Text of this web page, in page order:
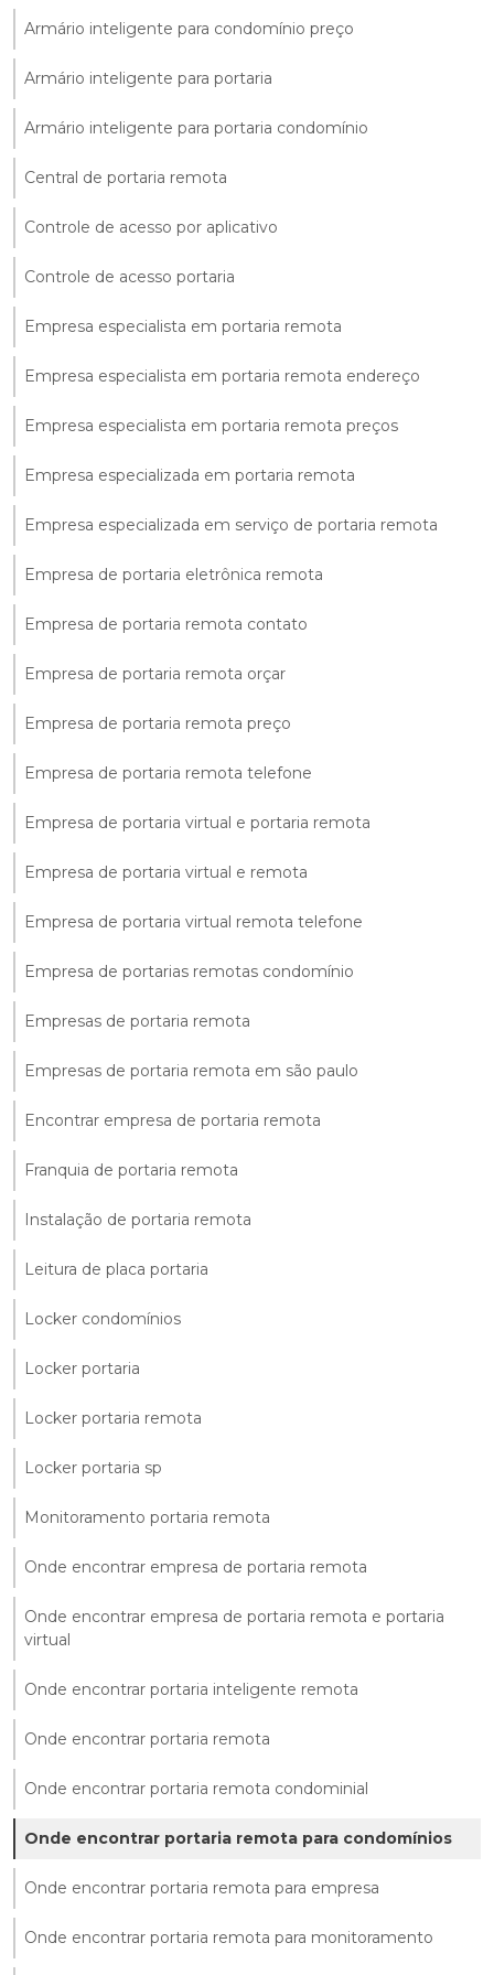
Armário inteligente para condomínio preço
Armário inteligente para portaria
Armário inteligente para portaria condomínio
Central de portaria remota
Controle de acesso por aplicativo
Controle de acesso portaria
Empresa especialista em portaria remota
Empresa especialista em portaria remota endereço
Empresa especialista em portaria remota preços
Empresa especializada em portaria remota
Empresa especializada em serviço de portaria remota
Empresa de portaria eletrônica remota
Empresa de portaria remota contato
Empresa de portaria remota orçar
Empresa de portaria remota preço
Empresa de portaria remota telefone
Empresa de portaria virtual e portaria remota
Empresa de portaria virtual e remota
Empresa de portaria virtual remota telefone
Empresa de portarias remotas condomínio
Empresas de portaria remota
Empresas de portaria remota em são paulo
Encontrar empresa de portaria remota
Franquia de portaria remota
Instalação de portaria remota
Leitura de placa portaria
Locker condomínios
Locker portaria
Locker portaria remota
Locker portaria sp
Monitoramento portaria remota
Onde encontrar empresa de portaria remota
Onde encontrar empresa de portaria remota e portaria
virtual
Onde encontrar portaria inteligente remota
Onde encontrar portaria remota
Onde encontrar portaria remota condominial
Onde encontrar portaria remota para condomínios
Onde encontrar portaria remota para empresa
Onde encontrar portaria remota para monitoramento